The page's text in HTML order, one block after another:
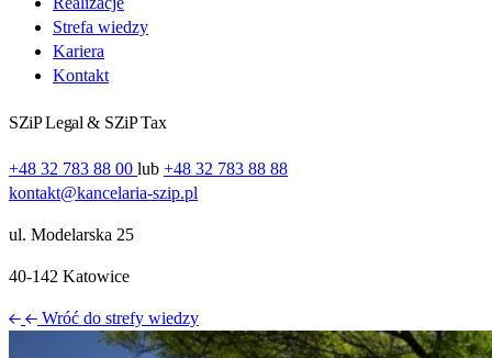
Strefa wiedzy
Kariera
Kontakt
SZiP Legal & SZiP Tax
+48 32 783 88 00 lub +48 32 783 88 88
kontakt@kancelaria-szip.pl
ul. Modelarska 25
40‑142 Katowice
Wróć do strefy wiedzy